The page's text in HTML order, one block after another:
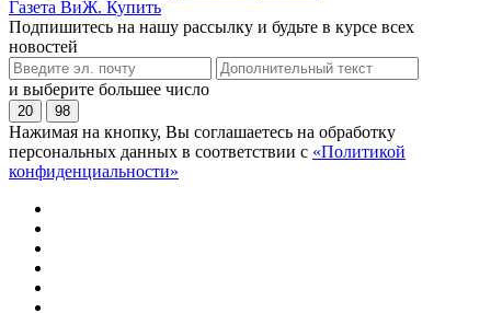
Газета ВиЖ. Купить
Подпишитесь на нашу рассылку и будьте в курсе всех
новостей
и выберите большее число
20 98
Нажимая на кнопку, Вы соглашаетесь на обработку
персональных данных в соответствии с «Политикой
конфиденциальности»